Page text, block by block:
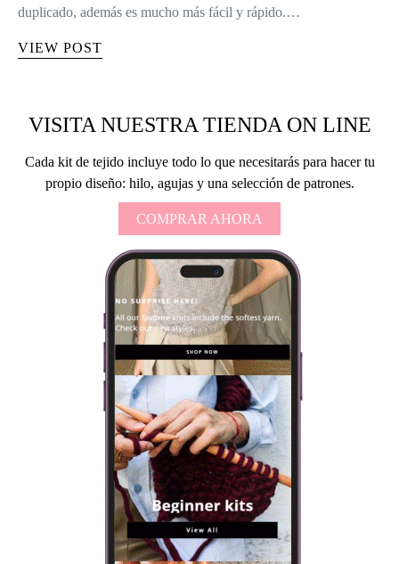
duplicado, además es mucho más fácil y rápido.…
VIEW POST
VISITA NUESTRA TIENDA ON LINE
Cada kit de tejido incluye todo lo que necesitarás para hacer tu
propio diseño: hilo, agujas y una selección de patrones.
COMPRAR AHORA